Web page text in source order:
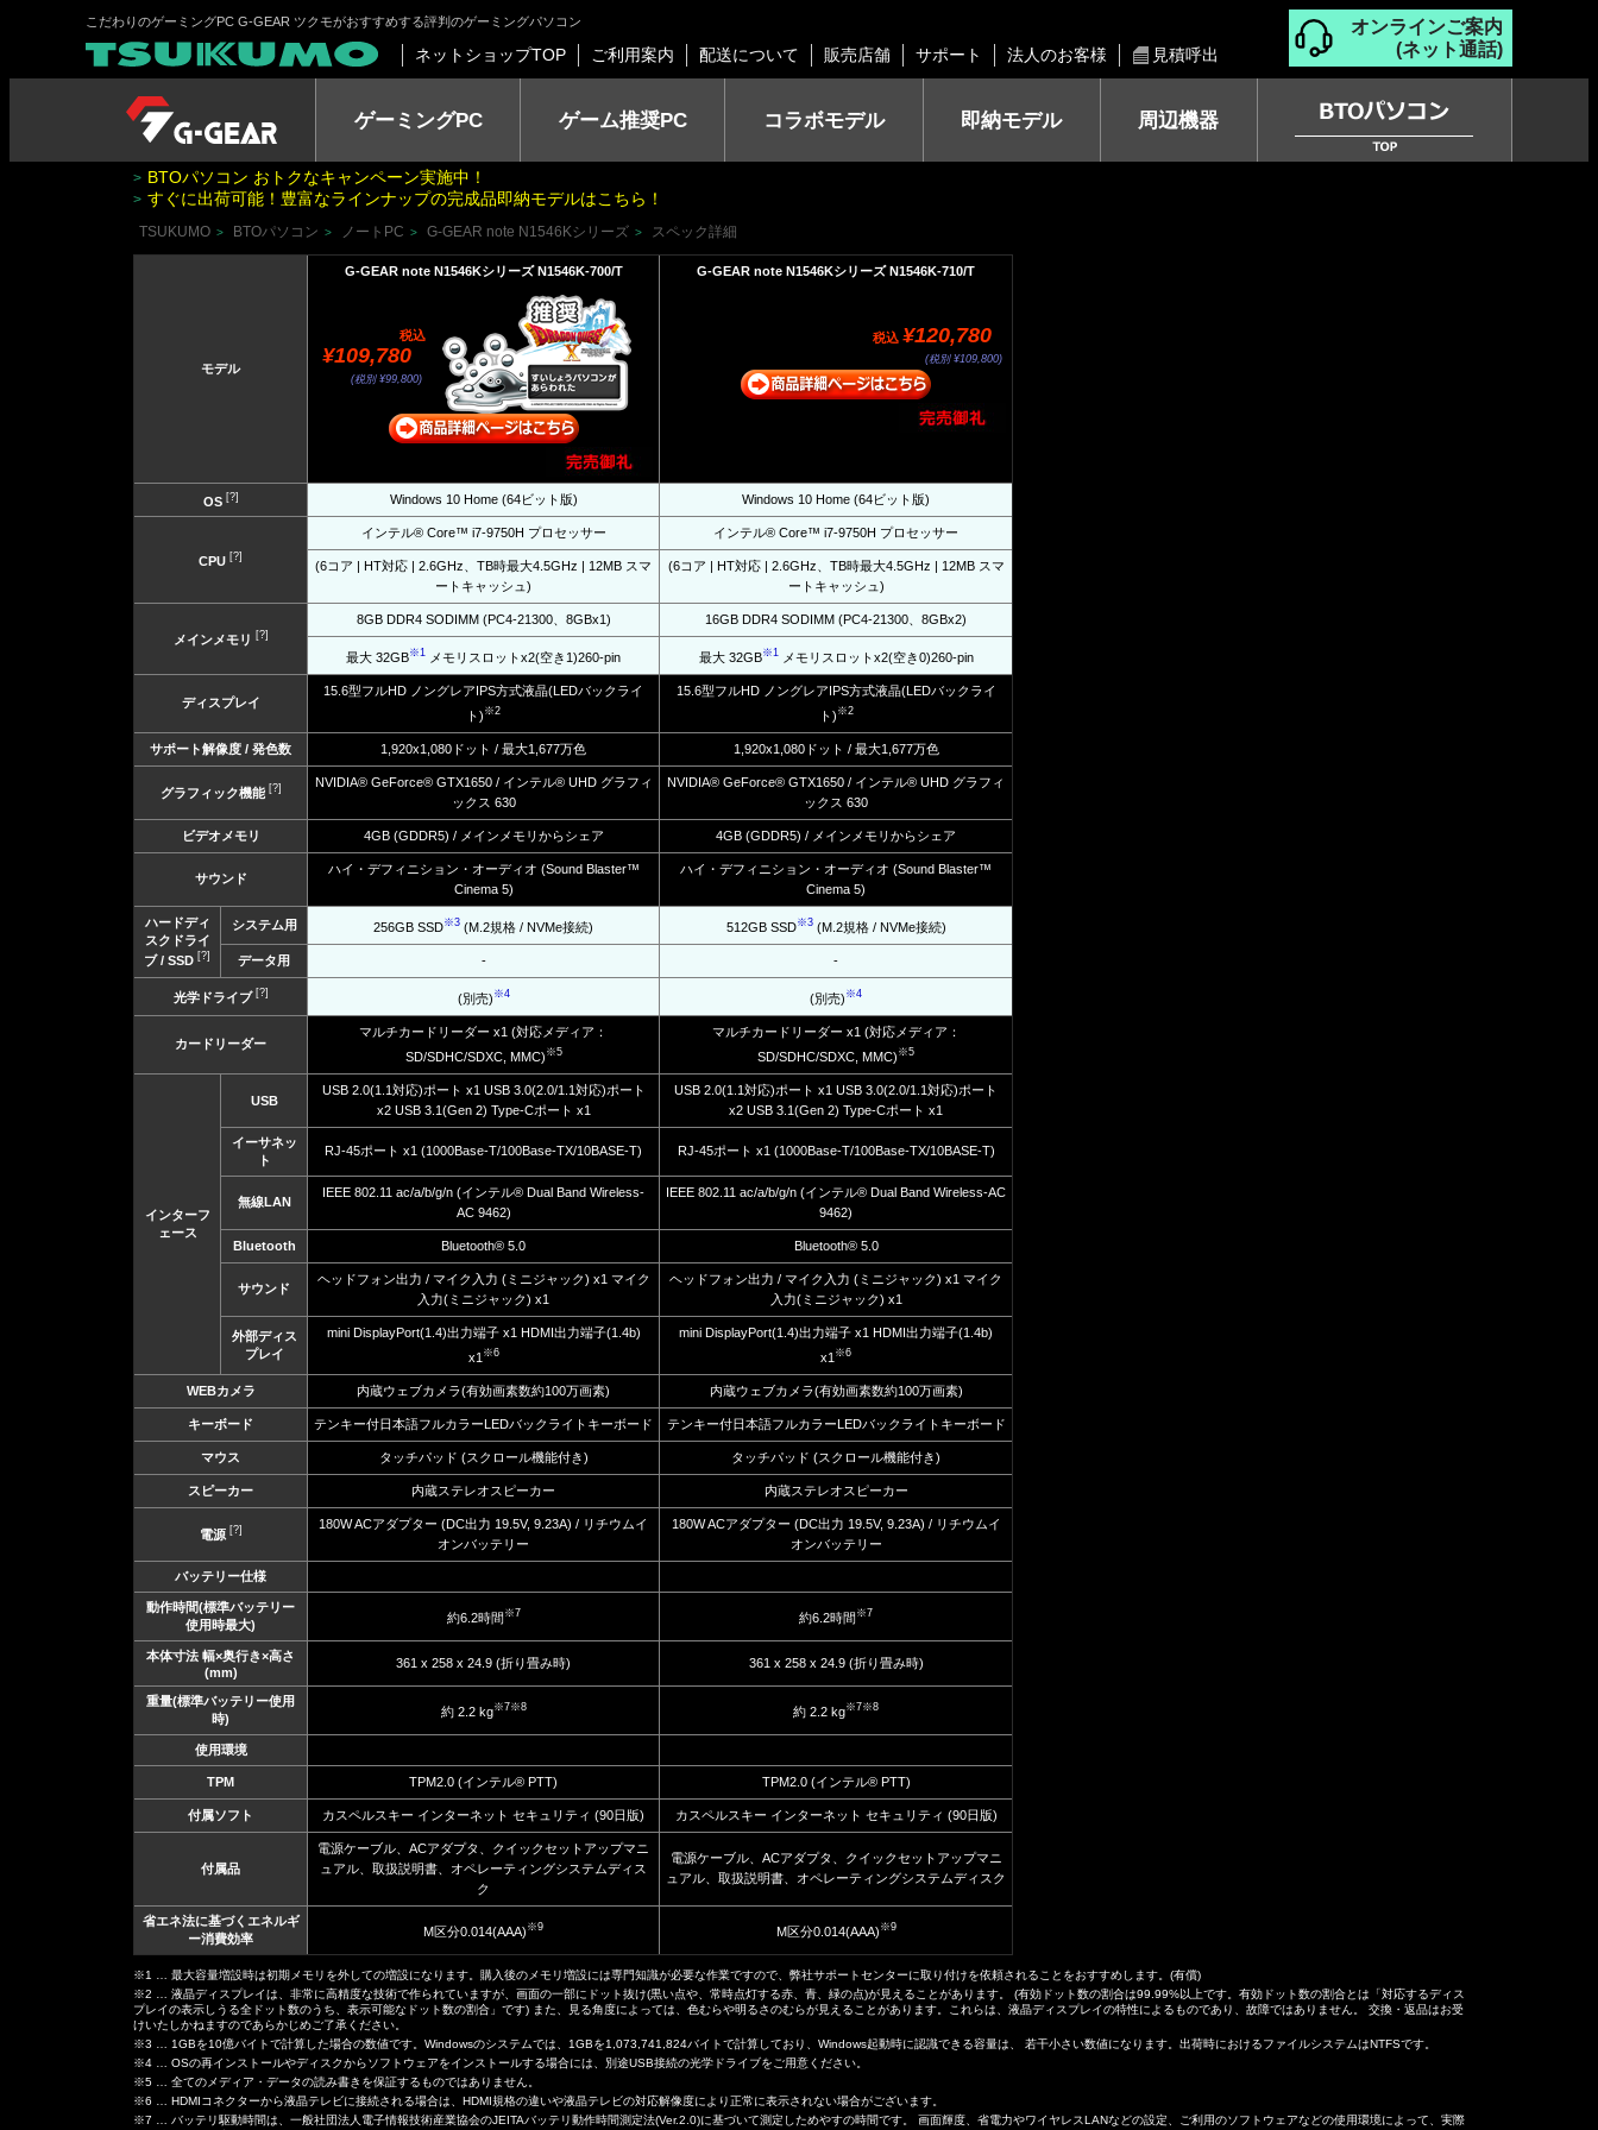
こだわりのゲーミングPC G-GEAR ツクモがおすすめする評判のゲーミングパソコン
ネットショップTOP ご利用案内 配送について 販売店舗 サポート 法人のお客様 見積呼出
オンラインご案内
(ネット通話)
ゲーミングPC ゲーム推奨PC コラボモデル 即納モデル 周辺機器
> BTOパソコン おトクなキャンペーン実施中！
> すぐに出荷可能！豊富なラインナップの完成品即納モデルはこちら！
TSUKUMO > BTOパソコン > ノートPC > G-GEAR note N1546Kシリーズ > スペック詳細
モデル
G-GEAR note N1546Kシリーズ N1546K-700/T
税込
¥109,780
(税別 ¥99,800)
G-GEAR note N1546Kシリーズ N1546K-710/T
税込 ¥120,780
(税別 ¥109,800)
OS[?] Windows 10 Home (64ビット版) Windows 10 Home (64ビット版)
CPU [?]
インテル® Core™ i7-9750H プロセッサー インテル® Core™ i7-9750H プロセッサー
(6コア | HT対応 | 2.6GHz、TB時最大4.5GHz | 12MB スマ
ートキャッシュ)
(6コア | HT対応 | 2.6GHz、TB時最大4.5GHz | 12MB スマ
ートキャッシュ)
メインメモリ [?]
8GB DDR4 SODIMM (PC4-21300、8GBx1) 16GB DDR4 SODIMM (PC4-21300、8GBx2)
最大 32GB※1 メモリスロットx2(空き1)260-pin 最大 32GB※1メモリスロットx2(空き0)260-pin
ディスプレイ
15.6型フルHD ノングレアIPS方式液晶(LEDバックライ
ト) ※2
15.6型フルHD ノングレアIPS方式液晶(LEDバックライ
ト) ※2
サポート解像度 / 発色数 1,920x1,080ドット / 最大1,677万色 1,920x1,080ドット / 最大1,677万色
グラフィック機能[?]
NVIDIA® GeForce® GTX1650 / インテル® UHD グラフィ
ックス 630
NVIDIA® GeForce® GTX1650 / インテル® UHD グラフィ
ックス 630
ビデオメモリ 4GB (GDDR5) / メインメモリからシェア 4GB (GDDR5) / メインメモリからシェア
サウンド
ハイ・デフィニション・オーディオ (Sound Blaster™
Cinema 5)
ハイ・デフィニション・オーディオ (Sound Blaster™
Cinema 5)
ハードディ
スクドライ
ブ / SSD [?]
システム用 256GB SSD※3 (M.2規格 / NVMe接続) 512GB SSD※3(M.2規格 / NVMe接続)
データ用 - -
光学ドライブ[?] (別売) ※4 (別売) ※4
カードリーダー
マルチカードリーダー x1 (対応メディア：
SD/SDHC/SDXC, MMC) ※5
マルチカードリーダー x1 (対応メディア：
SD/SDHC/SDXC, MMC) ※5
インターフ
ェース
USB
USB 2.0(1.1対応)ポート x1 USB 3.0(2.0/1.1対応)ポート
x2 USB 3.1(Gen 2) Type-Cポート x1
USB 2.0(1.1対応)ポート x1 USB 3.0(2.0/1.1対応)ポート
x2 USB 3.1(Gen 2) Type-Cポート x1
イーサネッ
ト
RJ-45ポート x1 (1000Base-T/100Base-TX/10BASE-T) RJ-45ポート x1 (1000Base-T/100Base-TX/10BASE-T)
無線LAN
IEEE 802.11 ac/a/b/g/n (インテル® Dual Band Wireless-
AC 9462)
IEEE 802.11 ac/a/b/g/n (インテル® Dual Band Wireless-AC
9462)
Bluetooth Bluetooth® 5.0 Bluetooth® 5.0
サウンド
ヘッドフォン出力 / マイク入力 (ミニジャック) x1 マイク
入力(ミニジャック) x1
ヘッドフォン出力 / マイク入力 (ミニジャック) x1 マイク
入力(ミニジャック) x1
外部ディス
プレイ
mini DisplayPort(1.4)出力端子 x1 HDMI出力端子(1.4b)
x1 ※6
mini DisplayPort(1.4)出力端子 x1 HDMI出力端子(1.4b)
x1 ※6
WEBカメラ 内蔵ウェブカメラ(有効画素数約100万画素) 内蔵ウェブカメラ(有効画素数約100万画素)
キーボード テンキー付日本語フルカラーLEDバックライトキーボード テンキー付日本語フルカラーLEDバックライトキーボード
マウス タッチパッド (スクロール機能付き) タッチパッド (スクロール機能付き)
スピーカー 内蔵ステレオスピーカー 内蔵ステレオスピーカー
電源[?]
180W ACアダプター (DC出力 19.5V, 9.23A) / リチウムイ
オンバッテリー
180W ACアダプター (DC出力 19.5V, 9.23A) / リチウムイ
オンバッテリー
バッテリー仕様
動作時間(標準バッテリー
使用時最大)
約6.2時間※7 約6.2時間 ※7
本体寸法 幅×奥行き×高さ
(mm)
361 x 258 x 24.9 (折り畳み時) 361 x 258 x 24.9 (折り畳み時)
重量(標準バッテリー使用
時)
約 2.2 kg※7※8 約 2.2 kg※7※8
使用環境
TPM TPM2.0 (インテル® PTT) TPM2.0 (インテル® PTT)
付属ソフト カスペルスキー インターネット セキュリティ (90日版) カスペルスキー インターネット セキュリティ (90日版)
付属品
電源ケーブル、ACアダプタ、クイックセットアップマニ
ュアル、取扱説明書、オペレーティングシステムディス
ク
電源ケーブル、ACアダプタ、クイックセットアップマニ
ュアル、取扱説明書、オペレーティングシステムディスク
省エネ法に基づくエネルギ
ー消費効率
M区分0.014(AAA) ※9 M区分0.014(AAA) ※9
※1 … 最大容量増設時は初期メモリを外しての増設になります。購入後のメモリ増設には専門知識が必要な作業ですので、弊社サポートセンターに取り付けを依頼されることをおすすめします。(有償)
※2 … 液晶ディスプレイは、非常に高精度な技術で作られていますが、画面の一部にドット抜け(黒い点や、常時点灯する赤、青、緑の点)が見えることがあります。 (有効ドット数の割合は99.99%以上です。有効ドット数の割合とは「対応するディス
プレイの表示しうる全ドット数のうち、表示可能なドット数の割合」です) また、見る角度によっては、色むらや明るさのむらが見えることがあります。これらは、液晶ディスプレイの特性によるものであり、故障ではありません。 交換・返品はお受
けいたしかねますのであらかじめご了承ください。
※3 … 1GBを10億バイトで計算した場合の数値です。Windowsのシステムでは、1GBを1,073,741,824バイトで計算しており、Windows起動時に認識できる容量は、 若干小さい数値になります。出荷時におけるファイルシステムはNTFSです。
※4 … OSの再インストールやディスクからソフトウェアをインストールする場合には、別途USB接続の光学ドライブをご用意ください。
※5 … 全てのメディア・データの読み書きを保証するものではありません。
※6 … HDMIコネクターから液晶テレビに接続される場合は、HDMI規格の違いや液晶テレビの対応解像度により正常に表示されない場合がございます。
※7 … バッテリ駆動時間は、一般社団法人電子情報技術産業協会のJEITAバッテリ動作時間測定法(Ver.2.0)に基づいて測定しためやすの時間です。 画面輝度、省電力やワイヤレスLANなどの設定、ご利用のソフトウェアなどの使用環境によって、実際